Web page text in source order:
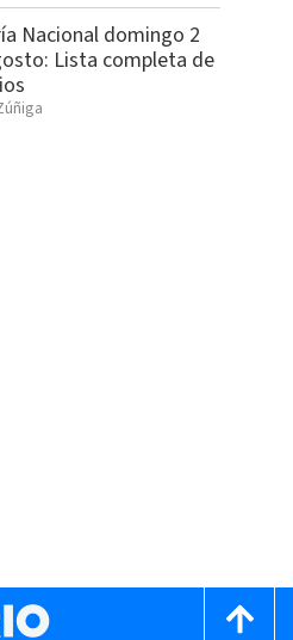
Nacional domingo 2
Lista completa de